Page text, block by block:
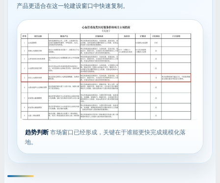
产品更适合在这一轮建设窗口中快速复制。
趋势判断市场窗口已经形成，关键在于谁能更快完成规模化落
地。